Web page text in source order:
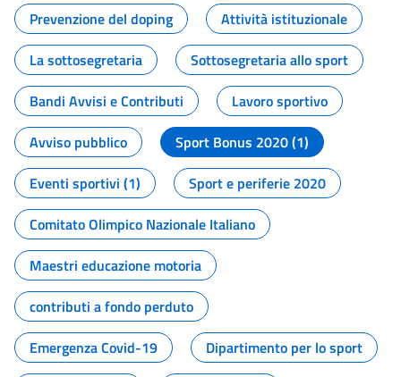
Prevenzione del doping
Attività istituzionale
La sottosegretaria
Sottosegretaria allo sport
Bandi Avvisi e Contributi
Lavoro sportivo
Avviso pubblico
Sport Bonus 2020 (1)
Eventi sportivi (1)
Sport e periferie 2020
Comitato Olimpico Nazionale Italiano
Maestri educazione motoria
contributi a fondo perduto
Emergenza Covid-19
Dipartimento per lo sport